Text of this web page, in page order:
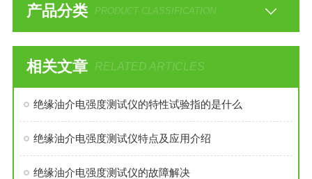
产品分类 PRODUCT CLASSIFICATION
相关文章 RELATED ARTICLES
绝缘油介电强度测试仪的特性试验指的是什么
绝缘油介电强度测试仪特点及应用介绍
绝缘油介电强度测试仪的故障解决